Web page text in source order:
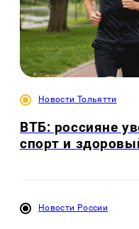
Новости Тольятти
ВТБ: россияне
спорт и
Новости России